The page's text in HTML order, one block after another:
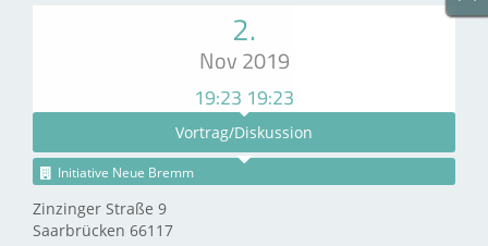
2.
Nov 2019
19:23 19:23
Vortrag/Diskussion
Initiative Neue Bremm
Zinzinger Straße 9
Saarbrücken 66117